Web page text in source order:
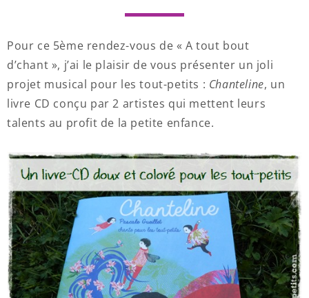
Pour ce 5ème rendez-vous de « A tout bout
d’chant », j’ai le plaisir de vous présenter un joli
projet musical pour les tout-petits : Chanteline, un
livre CD conçu par 2 artistes qui mettent leurs
talents au profit de la petite enfance.